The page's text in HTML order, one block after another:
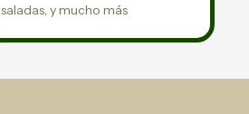
saladas, y mucho más